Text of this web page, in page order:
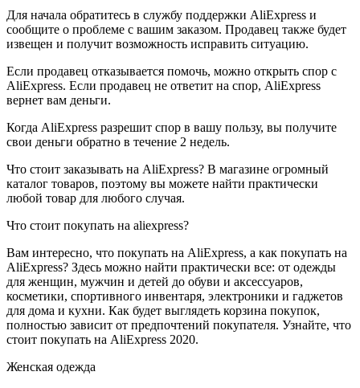
Для начала обратитесь в службу поддержки AliExpress и
сообщите о проблеме с вашим заказом. Продавец также будет
извещен и получит возможность исправить ситуацию.
Если продавец отказывается помочь, можно открыть спор с
AliExpress. Если продавец не ответит на спор, AliExpress
вернет вам деньги.
Когда AliExpress разрешит спор в вашу пользу, вы получите
свои деньги обратно в течение 2 недель.
Что стоит заказывать на AliExpress? В магазине огромный
каталог товаров, поэтому вы можете найти практически
любой товар для любого случая.
Что стоит покупать на aliexpress?
Вам интересно, что покупать на AliExpress, а как покупать на
AliExpress? Здесь можно найти практически все: от одежды
для женщин, мужчин и детей до обуви и аксессуаров,
косметики, спортивного инвентаря, электроники и гаджетов
для дома и кухни. Как будет выглядеть корзина покупок,
полностью зависит от предпочтений покупателя. Узнайте, что
стоит покупать на AliExpress 2020.
Женская одежда